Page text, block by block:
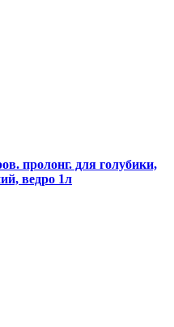
пролонг. для голубики,
ведро 1л